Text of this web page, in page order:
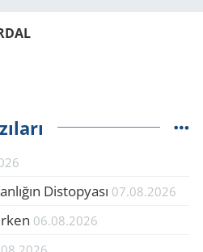
Distopyası 07.08.2026
06.08.2026